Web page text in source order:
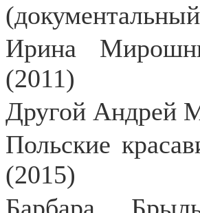
Ирина
(2011)
Другой Андрей
Польские
(2015)